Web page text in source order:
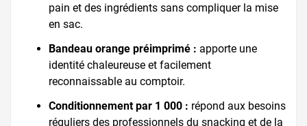
pain et des ingrédients sans compliquer la mise
en sac.
Bandeau orange préimprimé : apporte une
identité chaleureuse et facilement
reconnaissable au comptoir.
Conditionnement par 1 000 : répond aux besoins
réguliers des professionnels du snacking et de la